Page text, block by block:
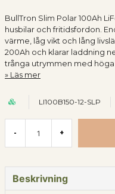
BullTron Slim Polar 100Ah
husbilar och fritidsfordon.
värme, låg vikt och lång
200Ah och klarar laddning
trånga utrymmen med höga
Läs mer
LI100B150-12-SLP
- +
Beskrivning